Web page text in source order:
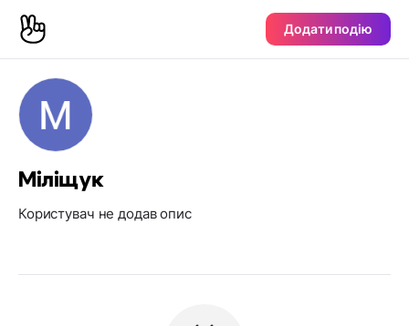
Додати подію
Міліщук
Користувач не додав опис